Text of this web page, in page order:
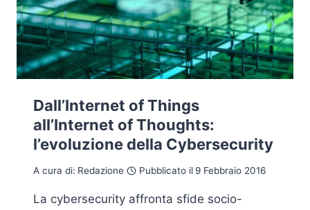
Dall’Internet of Things
all’Internet of Thoughts:
l’evoluzione della Cybersecurity
A cura di: Redazione Pubblicato il 9 Febbraio 2016
La cybersecurity affronta sfide socio-